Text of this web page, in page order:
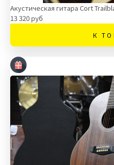
Акустическая гитара Cort
13 320 руб
К